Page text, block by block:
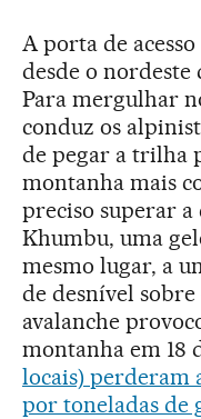
A porta de
desde o nordeste
Para mergulhar
conduz os
de pegar a trilha
montanha mais
preciso superar a
Khumbu, uma
mesmo lugar, a
de desnível sobre
avalanche
montanha em 18
locais) perderam
por toneladas de